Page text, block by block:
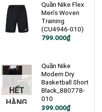
Quần Nike Flex
Men’s Woven
Training
(CU4946-010)
Giá
799.000₫
Giá
799.000₫.
HẾT
HÀNG
Quần Nike
Modern Dry
Basketball Short
Black_880778-
010
Giá
399.000₫
Giá